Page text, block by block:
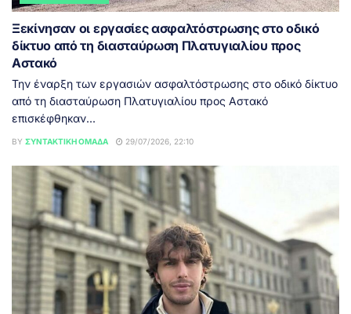
Ξεκίνησαν οι εργασίες ασφαλτόστρωσης στο οδικό
δίκτυο από τη διασταύρωση Πλατυγιαλίου προς
Αστακό
Την έναρξη των εργασιών ασφαλτόστρωσης στο οδικό δίκτυο
από τη διασταύρωση Πλατυγιαλίου προς Αστακό
επισκέφθηκαν...
BY ΣΥΝΤΑΚΤΙΚΉ ΟΜΆΔΑ 29/07/2026, 22:10